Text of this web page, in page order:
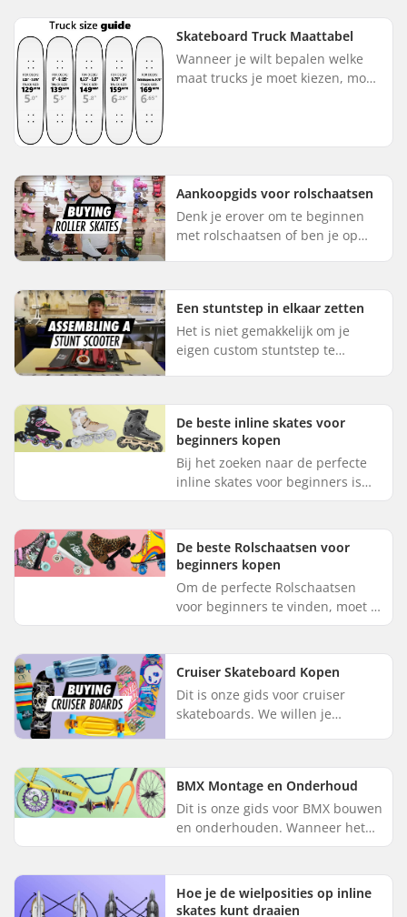
skateboardervaring, en ...
Skateboard Truck Maattabel
Wanneer je wilt bepalen welke
maat trucks je moet kiezen, moet
Aankoopgids voor rolschaatsen
Denk je erover om te beginnen
met rolschaatsen of ben je op
de perfecte rolschaatsen voor
jo...
Een stuntstep in elkaar zetten
Het is niet gemakkelijk om je
eigen custom stuntstep te
verkeerde montage kan gemakk...
De beste inline skates voor
beginners kopen
Bij het zoeken naar de perfecte
inline skates voor beginners is
het essentieel om een paar te
biedt, zodat je een po...
De beste Rolschaatsen voor
beginners kopen
Om de perfecte Rolschaatsen
voor beginners te vinden, moet je
voorrang geven aan comfort en
schaatservaring te garanderen...
Cruiser Skateboard Kopen
Dit is onze gids voor cruiser
skateboards. We willen je
te maken voor een cruiserboa...
BMX Montage en Onderhoud
Dit is onze gids voor BMX bouwen
en onderhouden. Wanneer het
aankomt op het monteren van de
BMX fiets, moet je een lee...
Hoe je de wielposities op inline
skates kunt draaien